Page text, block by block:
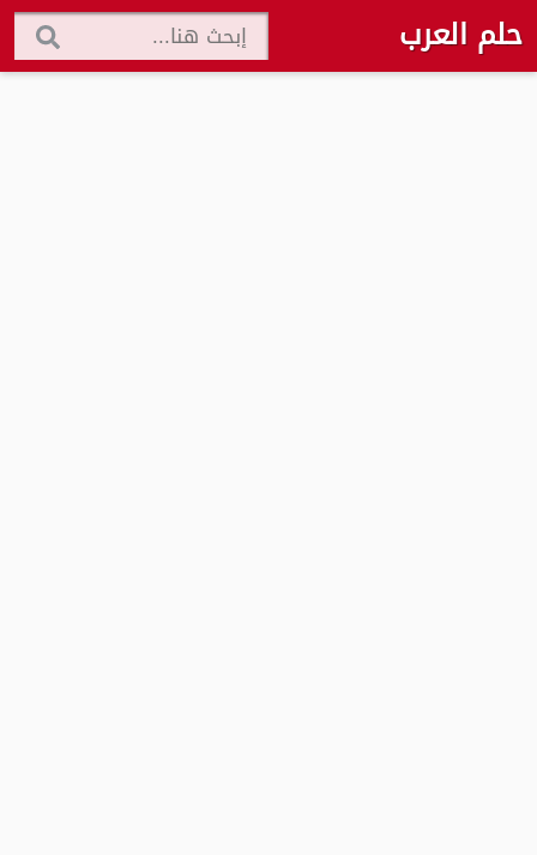
حلم العرب